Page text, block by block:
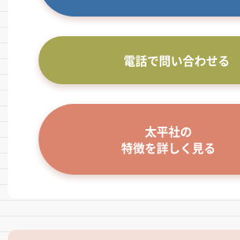
電話で問い合わせる
太平社の
特徴を詳しく見る